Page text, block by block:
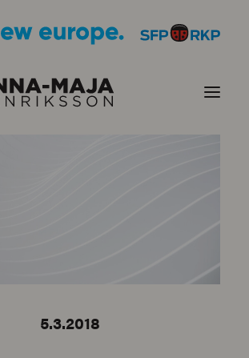
5.3.2018